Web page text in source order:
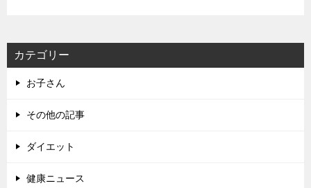
カテゴリー
お子さん
その他の記事
ダイエット
健康ニュース